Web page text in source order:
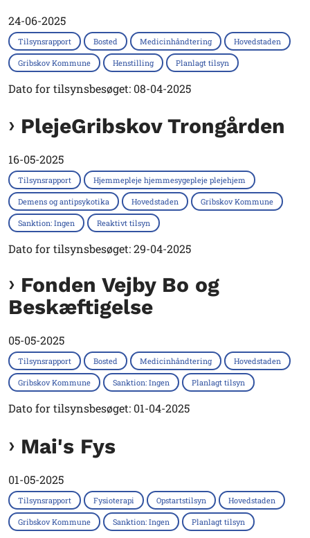
24-06-2025
Tilsynsrapport Bosted Medicinhåndtering Hovedstaden
Gribskov Kommune Henstilling Planlagt tilsyn
Dato for tilsynsbesøget: 08-04-2025
PlejeGribskov Trongården
16-05-2025
Tilsynsrapport Hjemmepleje hjemmesygepleje plejehjem
Demens og antipsykotika Hovedstaden Gribskov Kommune
Sanktion: Ingen Reaktivt tilsyn
Dato for tilsynsbesøget: 29-04-2025
Fonden Vejby Bo og
Beskæftigelse
05-05-2025
Tilsynsrapport Bosted Medicinhåndtering Hovedstaden
Gribskov Kommune Sanktion: Ingen Planlagt tilsyn
Dato for tilsynsbesøget: 01-04-2025
Mai's Fys
01-05-2025
Tilsynsrapport Fysioterapi Opstartstilsyn Hovedstaden
Gribskov Kommune Sanktion: Ingen Planlagt tilsyn